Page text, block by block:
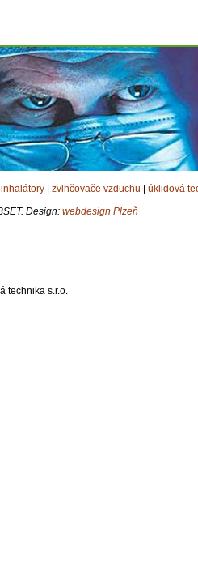
inhalátory zvlhčovače vzduchu
úklidová
Design: webdesign Plzeň
technika s.r.o.